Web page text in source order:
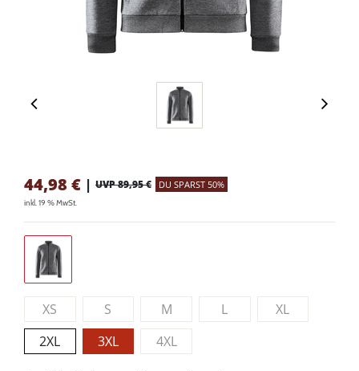
44,98 € | UVP 89,95 € DU SPARST 50%
inkl. 19 % MwSt.
XS S M L
XL
2XL
3XL 4XL